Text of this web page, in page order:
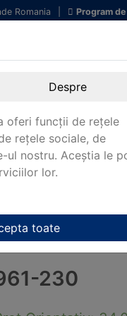
Romania Program
230
Despre
oferi funcții de rețele
rețele sociale, de
ul nostru. Aceștia le
lor.
toate